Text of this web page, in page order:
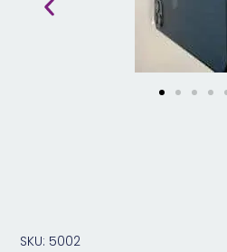
SKU: 5002